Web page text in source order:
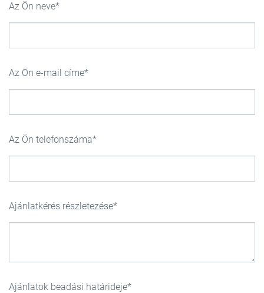
Az Ön neve
Az Ön e-mail címe
Az Ön telefonszáma
Ajánlatkérés részletezése
Ajánlatok beadási határideje